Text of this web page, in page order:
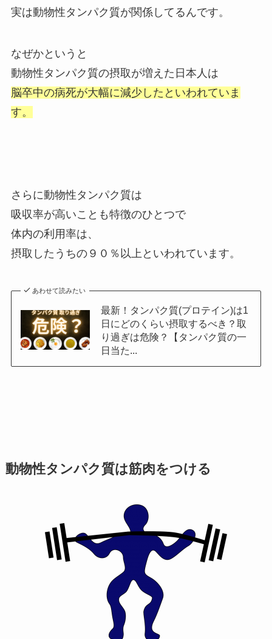
実は動物性タンパク質が関係してるんです。
なぜかというと
動物性タンパク質の摂取が増えた日本人は
脳卒中の病死が大幅に減少したといわれていま
す。
さらに動物性タンパク質は
吸収率が高いことも特徴のひとつで
体内の利用率は、
摂取したうちの９０％以上といわれています。
あわせて読みたい
最新！タンパク質(プロテイン)は1
日にどのくらい摂取するべき？取
り過ぎは危険？【タンパク質の一
日当た...
動物性タンパク質は筋肉をつける